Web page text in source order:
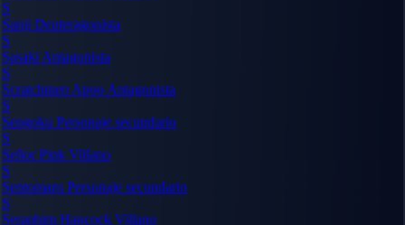
S
Sanji Deuteragonista
S
Sasaki Antagonista
S
Scratchmen Apoo Antagonista
S
Sengoku Personaje secundario
S
Señor Pink Villano
S
Sentomaru Personaje secundario
S
Seraphim Hancock Villano